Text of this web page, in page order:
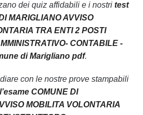
dei quiz affidabili e i nostri test
MARIGLIANO AVVISO
TRA ENTI 2 POSTI
CONTABILE -
di Marigliano pdf.
con le nostre prove stampabili
l’esame COMUNE DI
MOBILITA VOLONTARIA